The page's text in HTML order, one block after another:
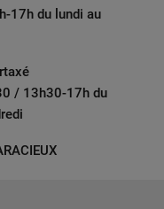
17h du lundi au
/ 13h30-17h du